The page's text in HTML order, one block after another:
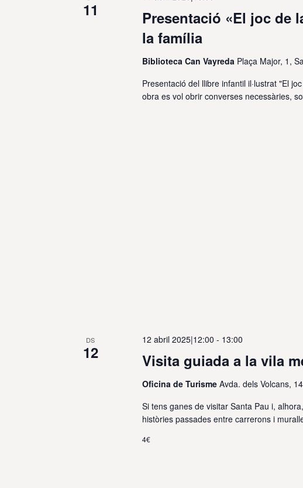
11
Presentació «El joc de
la família
Biblioteca Can Vayreda Plaça Major, 1,
Presentació del llibre infantil il·lustrat "El
obra es vol obrir converses necessàries,
DS
12 Visita guiada a la vila
12 abril 2025|12:00 - 13:00
Oficina de TurismeAvda. dels Volcans,
Si tens ganes de visitar Santa Pau i,
històries passades entre carrerons i
4€